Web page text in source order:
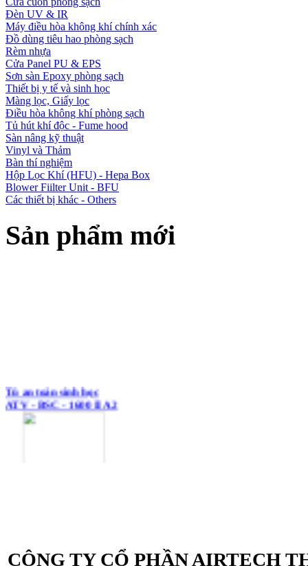
Đèn UV & IR
Máy điều hòa không khí chính xác
Đồ dùng tiêu hao phòng sạch
Rèm nhựa
Cửa Panel PU & EPS
Sơn sàn Epoxy phòng sạch
Thiết bị y tế và sinh học
Màng lọc, Giấy lọc
Điều hòa không khí phòng sạch
Tủ hút khí độc - Fume hood
Sàn nâng kỹ thuật
Vinyl và Thảm
Bàn thí nghiệm
Hộp Lọc Khí (HFU) - Hepa Box
Blower Fiilter Unit - BFU
Các thiết bị khác - Others
Sản phẩm mới
ATV - BSC - 1600 II A2
CÔNG TY CỔ PHẦN AIRTECH